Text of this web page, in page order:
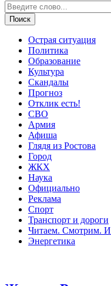
Острая ситуация
Политика
Образование
Культура
Скандалы
Прогноз
Отклик есть!
СВО
Армия
Афиша
Глядя из Ростова
Город
ЖКХ
Наука
Официально
Реклама
Спорт
Транспорт и дороги
Читаем. Смотрим.
Энергетика